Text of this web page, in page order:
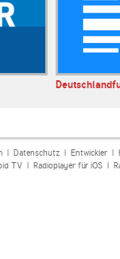
| Datenschutz| Entwickler|
TV| Radioplayer für iOS|